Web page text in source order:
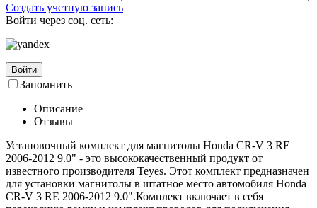
Создать учетную запись
Войти через соц. сеть:
Войти
Запомнить
Описание
Отзывы
Установочный комплект для магнитолы Honda CR-V 3 RE
2006-2012 9.0" - это высококачественный продукт от
известного производителя Teyes. Этот комплект предназначен
для установки магнитолы в штатное место автомобиля Honda
CR-V 3 RE 2006-2012 9.0".Комплект включает в себя